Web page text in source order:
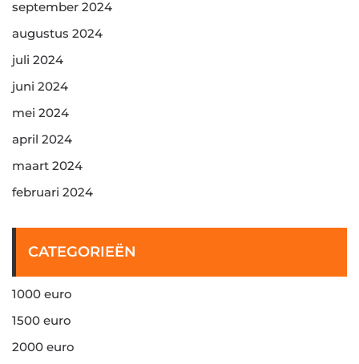
september 2024
augustus 2024
juli 2024
juni 2024
mei 2024
april 2024
maart 2024
februari 2024
CATEGORIEËN
1000 euro
1500 euro
2000 euro